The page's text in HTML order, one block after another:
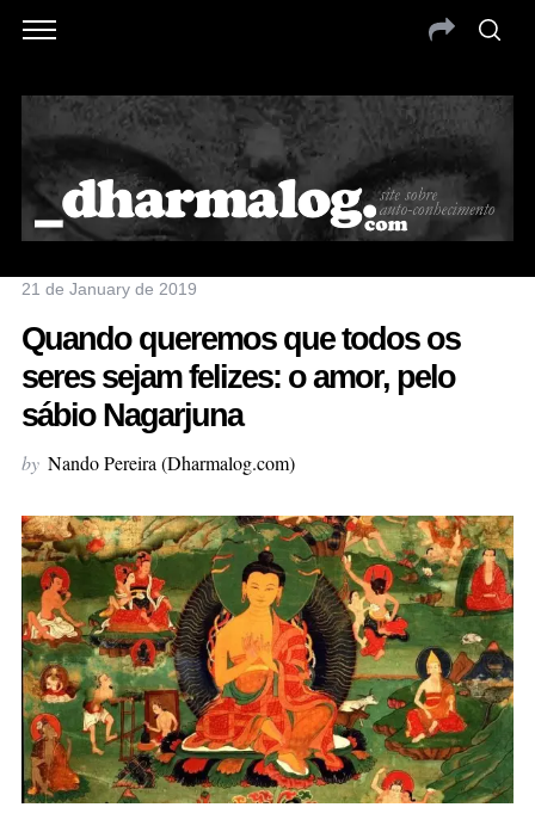
21 de January de 2019
Quando queremos que todos os
seres sejam felizes: o amor, pelo
sábio Nagarjuna
by Nando Pereira (Dharmalog.com)